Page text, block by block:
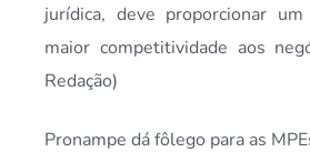
jurídica, deve proporcionar
maior competitividade aos
Redação)
Pronampe dá fôlego para as